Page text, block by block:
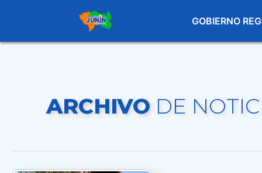
GOBIERNO
ARCHIVODE